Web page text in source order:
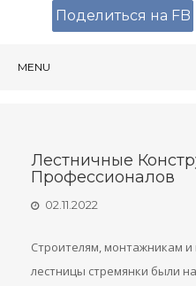
MENU
Лестничные
Профессионалов
02.11.2022
Строителям, монтажникам
лестницы cтремянки были
Поделиться на FB